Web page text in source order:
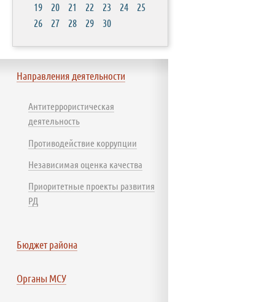
19
20 21 22 23 24
25
26
27 28 29 30
Направления деятельности
Антитеррористическая
деятельность
Противодействие коррупции
Независимая оценка качества
Приоритетные проекты развития
РД
Бюджет района
Органы МСУ